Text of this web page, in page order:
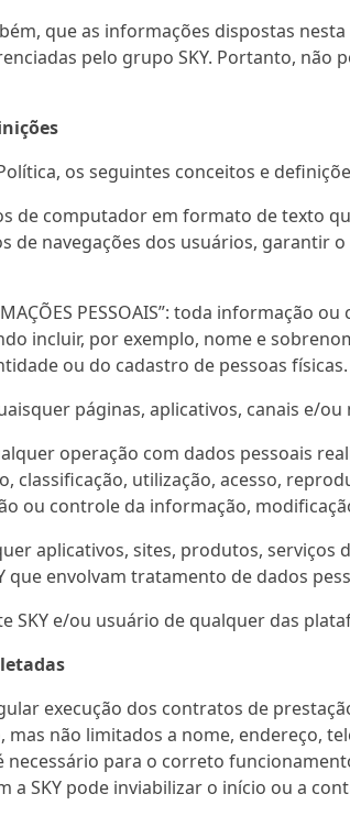
que as informações dispostas
pelo grupo SKY. Portanto, não
os seguintes conceitos e
de computador em formato de texto
de navegações dos usuários,
PESSOAIS”: toda
incluir, por exemplo, nome e
ou do cadastro de pessoas físicas.
quaisquer páginas, aplicativos, canais
operação com dados pessoais
classificação, utilização, acesso,
ou controle da informação,
aplicativos, sites, produtos,
que envolvam tratamento de dados
SKY e/ou usuário de qualquer das
execução dos contratos de
mas não limitados a nome, endereço,
necessário para o correto
a SKY pode inviabilizar o início ou a